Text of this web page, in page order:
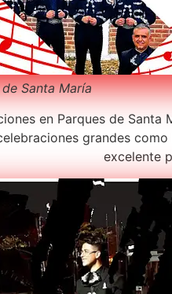
de Santa María
en Parques de
grandes
excelente